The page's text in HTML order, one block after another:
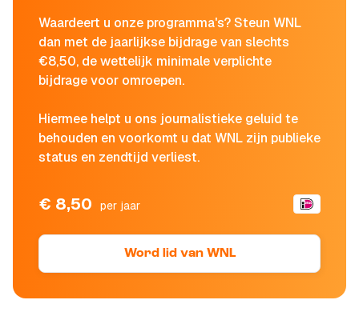
Waardeert u onze programma's? Steun WNL
dan met de jaarlijkse bijdrage van slechts
€8,50, de wettelijk minimale verplichte
bijdrage voor omroepen.
Hiermee helpt u ons journalistieke geluid te
behouden en voorkomt u dat WNL zijn publieke
status en zendtijd verliest.
€ 8,50 per jaar
Word lid van WNL